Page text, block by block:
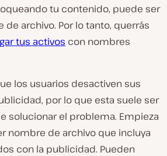
tu contenido, puede ser
archivo. Por lo tanto, querrás
tus activos con nombres
los usuarios desactiven sus
por lo que esta suele ser
solucionar el problema. Empieza
nombre de archivo que incluya
con la publicidad. Pueden